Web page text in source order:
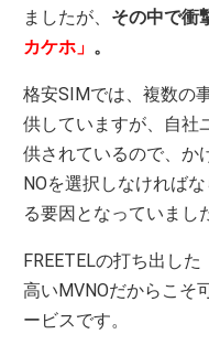
ましたが、 その中で衝
カケホ」 。
格安SIMでは、複数の
供していますが、自社
供されているので、か
NOを選択しなければ
る要因となっていまし
FREETELの打ち出し
高いMVNOだからこそ
ービスです。